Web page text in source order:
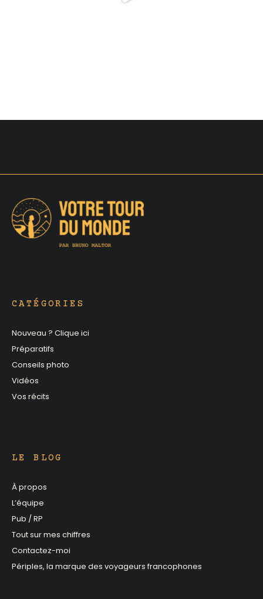
CATÉGORIES
Nouveau ? Clique ici
Préparatifs
Conseils photo
Vidéos
Vos récits
LE BLOG
À propos
L’équipe
Pub / RP
Tout sur mes chiffres
Contactez-moi
Périples, la marque des voyageurs francophones